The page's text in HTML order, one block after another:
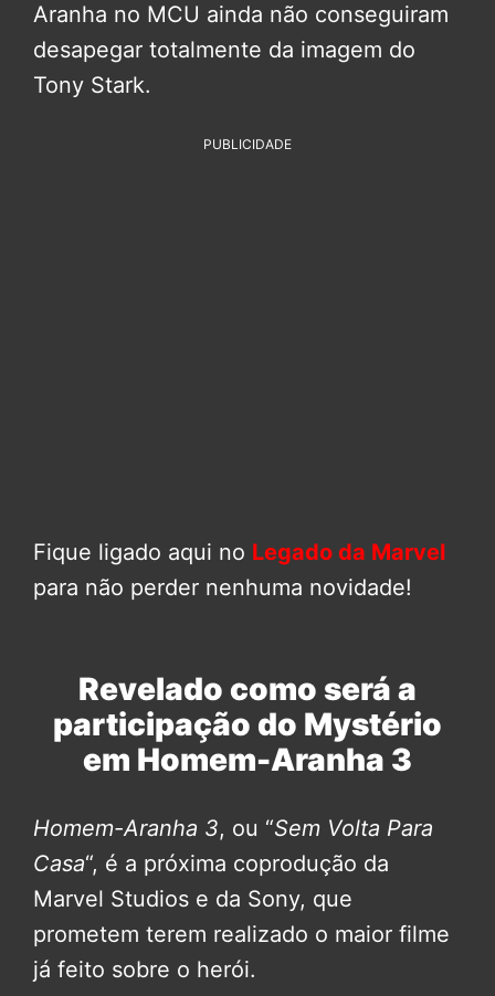
Aranha no MCU ainda não conseguiram
desapegar totalmente da imagem do
Tony Stark.
PUBLICIDADE
Fique ligado aqui no Legado da Marvel
para não perder nenhuma novidade!
Revelado como será a
participação do Mystério
em Homem-Aranha 3
Homem-Aranha 3, ou “Sem Volta Para
Casa“, é a próxima coprodução da
Marvel Studios e da Sony, que
prometem terem realizado o maior filme
já feito sobre o herói.